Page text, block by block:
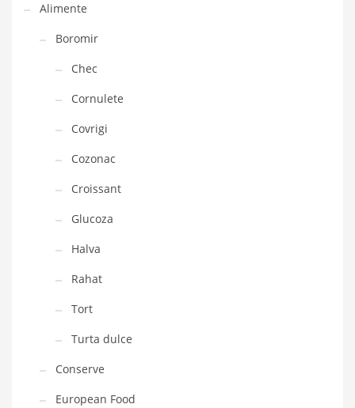
Alimente
Boromir
Chec
Cornulete
Covrigi
Cozonac
Croissant
Glucoza
Halva
Rahat
Tort
Turta dulce
Conserve
European Food